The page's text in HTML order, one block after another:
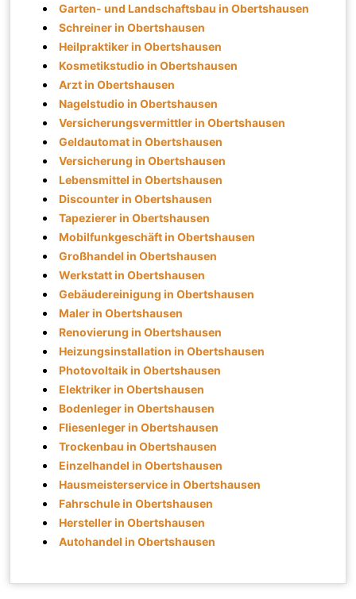
Garten- und Landschaftsbau in Obertshausen
Schreiner in Obertshausen
Heilpraktiker in Obertshausen
Kosmetikstudio in Obertshausen
Arzt in Obertshausen
Nagelstudio in Obertshausen
Versicherungsvermittler in Obertshausen
Geldautomat in Obertshausen
Versicherung in Obertshausen
Lebensmittel in Obertshausen
Discounter in Obertshausen
Tapezierer in Obertshausen
Mobilfunkgeschäft in Obertshausen
Großhandel in Obertshausen
Werkstatt in Obertshausen
Gebäudereinigung in Obertshausen
Maler in Obertshausen
Renovierung in Obertshausen
Heizungsinstallation in Obertshausen
Photovoltaik in Obertshausen
Elektriker in Obertshausen
Bodenleger in Obertshausen
Fliesenleger in Obertshausen
Trockenbau in Obertshausen
Einzelhandel in Obertshausen
Hausmeisterservice in Obertshausen
Fahrschule in Obertshausen
Hersteller in Obertshausen
Autohandel in Obertshausen